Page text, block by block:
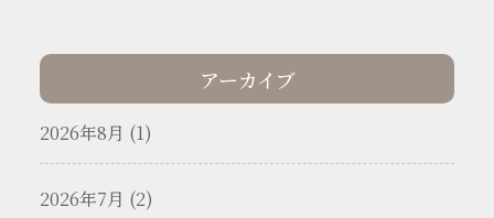
アーカイブ
2026年8月 (1)
2026年7月 (2)